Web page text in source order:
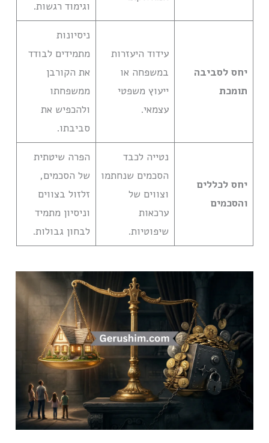
וגימוד רגשות.
יחס לסביבה
תומכת
עידוד היעזרות
במשפחה או
ייעוץ משפטי
עצמאי.
ניסיונות
מתמידים לבודד
את הקורבן
ממשפחתו
ולהכפיש את
סביבתו.
יחס לכללים
והסכמים
נטייה לכבד
הסכמים שנחתמו
וצווים של
ערכאות
שיפוטיות.
הפרה שיטתית
של הסכמים,
זלזול בצווים
וניסיון מתמיד
לבחון גבולות.